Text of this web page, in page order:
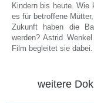
Kindern bis heute.
es für betroffene
Zukunft haben die
werden? Astrid
Film begleitet sie dabei.
weitere